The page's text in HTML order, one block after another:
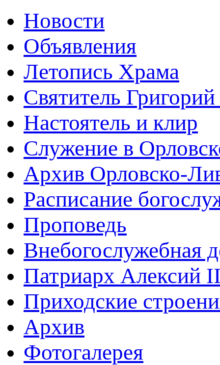
Новости
Объявления
Летопись Храма
Святитель
Настоятель и клир
Служение в
Архив Орловско-
Расписание
Проповедь
Внебогослужебная
Патриарх Алексий
Приходские
Архив
Фотогалерея